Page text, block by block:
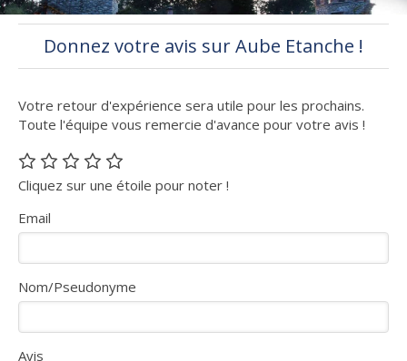
Donnez votre avis sur Aube Etanche !
Votre retour d'expérience sera utile pour les prochains.
Toute l'équipe vous remercie d'avance pour votre avis !
Cliquez sur une étoile pour noter !
Email
Nom/Pseudonyme
Avis